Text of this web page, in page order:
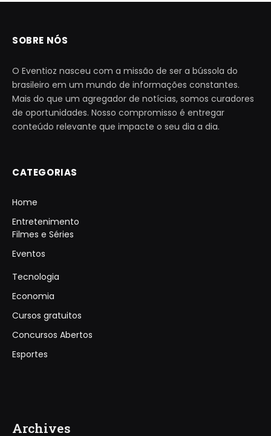
SOBRE NÓS
O Eventioz nasceu com a missão de ser a bússola do
brasileiro em um mundo de informações constantes.
Mais do que um agregador de notícias, somos curadores
de oportunidades. Nosso compromisso é entregar
conteúdo relevante que impacte o seu dia a dia.
CATEGORIAS
Home
Entretenimento
Filmes e Séries
Eventos
Tecnologia
Economia
Cursos gratuitos
Concursos Abertos
Esportes
Archives